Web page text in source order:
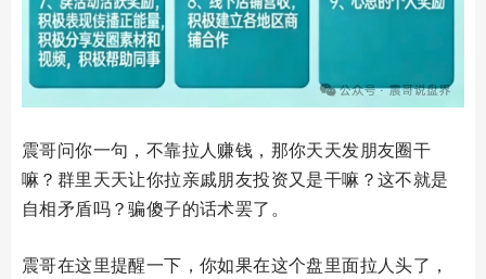
震哥问你一句，不靠拉人赚钱，那你天天发朋友圈干
嘛？群里天天让你拉亲戚朋友投资又是干嘛？这不就是
自相矛盾吗？骗傻子的话术罢了。
震哥在这里提醒一下，你如果在这个盘里面拉人头了，